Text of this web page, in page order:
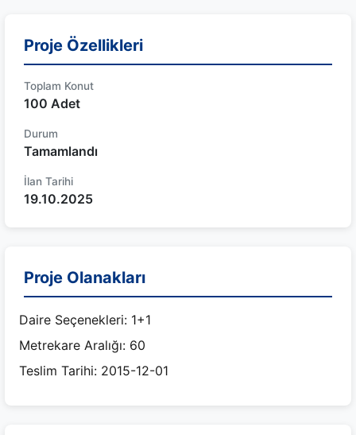
Proje Özellikleri
Toplam Konut
100 Adet
Durum
Tamamlandı
İlan Tarihi
19.10.2025
Proje Olanakları
Daire Seçenekleri: 1+1
Metrekare Aralığı: 60
Teslim Tarihi: 2015-12-01